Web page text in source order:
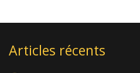
Articles récents